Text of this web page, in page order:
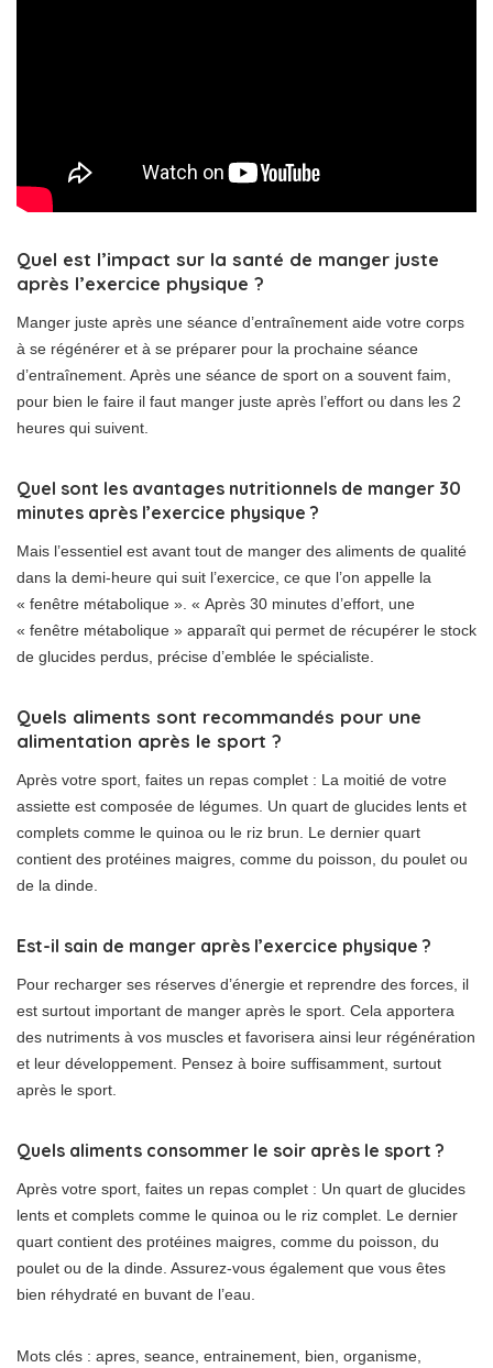
Quel est l’impact sur la santé de manger juste
après l’exercice physique ?
Manger juste après une séance d’entraînement aide votre corps
à se régénérer et à se préparer pour la prochaine séance
d’entraînement. Après une séance de sport on a souvent faim,
pour bien le faire il faut manger juste après l’effort ou dans les 2
heures qui suivent.
Quel sont les avantages nutritionnels de manger 30
minutes après l’exercice physique ?
Mais l’essentiel est avant tout de manger des aliments de qualité
dans la demi-heure qui suit l’exercice, ce que l’on appelle la
« fenêtre métabolique ». « Après 30 minutes d’effort, une
« fenêtre métabolique » apparaît qui permet de récupérer le stock
de glucides perdus, précise d’emblée le spécialiste.
Quels aliments sont recommandés pour une
alimentation après le sport ?
Après votre sport, faites un repas complet : La moitié de votre
assiette est composée de légumes. Un quart de glucides lents et
complets comme le quinoa ou le riz brun. Le dernier quart
contient des protéines maigres, comme du poisson, du poulet ou
de la dinde.
Est-il sain de manger après l’exercice physique ?
Pour recharger ses réserves d’énergie et reprendre des forces, il
est surtout important de manger après le sport. Cela apportera
des nutriments à vos muscles et favorisera ainsi leur régénération
et leur développement. Pensez à boire suffisamment, surtout
après le sport.
Quels aliments consommer le soir après le sport ?
Après votre sport, faites un repas complet : Un quart de glucides
lents et complets comme le quinoa ou le riz complet. Le dernier
quart contient des protéines maigres, comme du poisson, du
poulet ou de la dinde. Assurez-vous également que vous êtes
bien réhydraté en buvant de l’eau.
Mots clés : apres, seance, entrainement, bien, organisme,